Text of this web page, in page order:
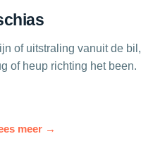
of uitstraling vanuit de bil,
of heup richting het been.
meer